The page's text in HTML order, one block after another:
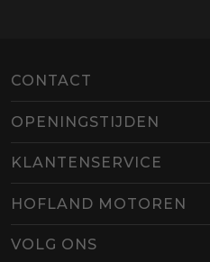
CONTACT
BEL EMAIL
OPENINGSTIJDEN
Maandag
Dinsdag
Woensdag
Donderdag
KLANTENSERVICE
HOFLAND MOTOREN
VOLG ONS